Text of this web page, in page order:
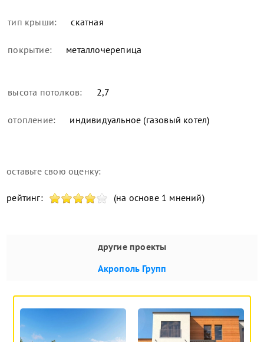
тип крыши: скатная
покрытие: металлочерепица
высота потолков: 2,7
отопление: индивидуальное (газовый котел)
оставьте свою оценку:
рейтинг: (на основе 1 мнений)
другие проекты
Акрополь Групп